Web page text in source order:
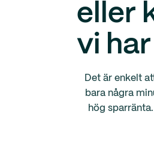
eller
vi
Det är enkelt
bara några
hög